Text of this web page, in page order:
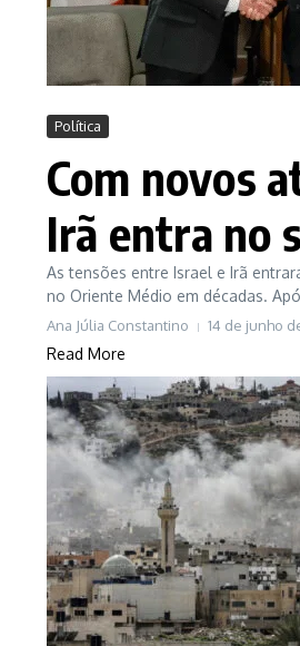
Política
Com novos
Irã entra no
As tensões entre Israel e Irã
no Oriente Médio em décadas.
Ana Júlia Constantino 14 de junho
Read More